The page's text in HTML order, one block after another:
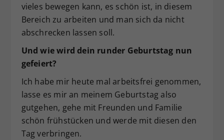
vieles bewegen kann, es schön ist, in diesem
Bereich zu arbeiten und man sich da nicht
abschrecken lassen soll.
Und wie wird dein runder Geburtstag nun
gefeiert?
Ich habe mir heute mal arbeitsfrei genommen,
lasse es mir an meinem Geburtstag also
gutgehen, gehe mit Freunden und Familie
schön frühstücken und werde mit diesen den
Tag verbringen.